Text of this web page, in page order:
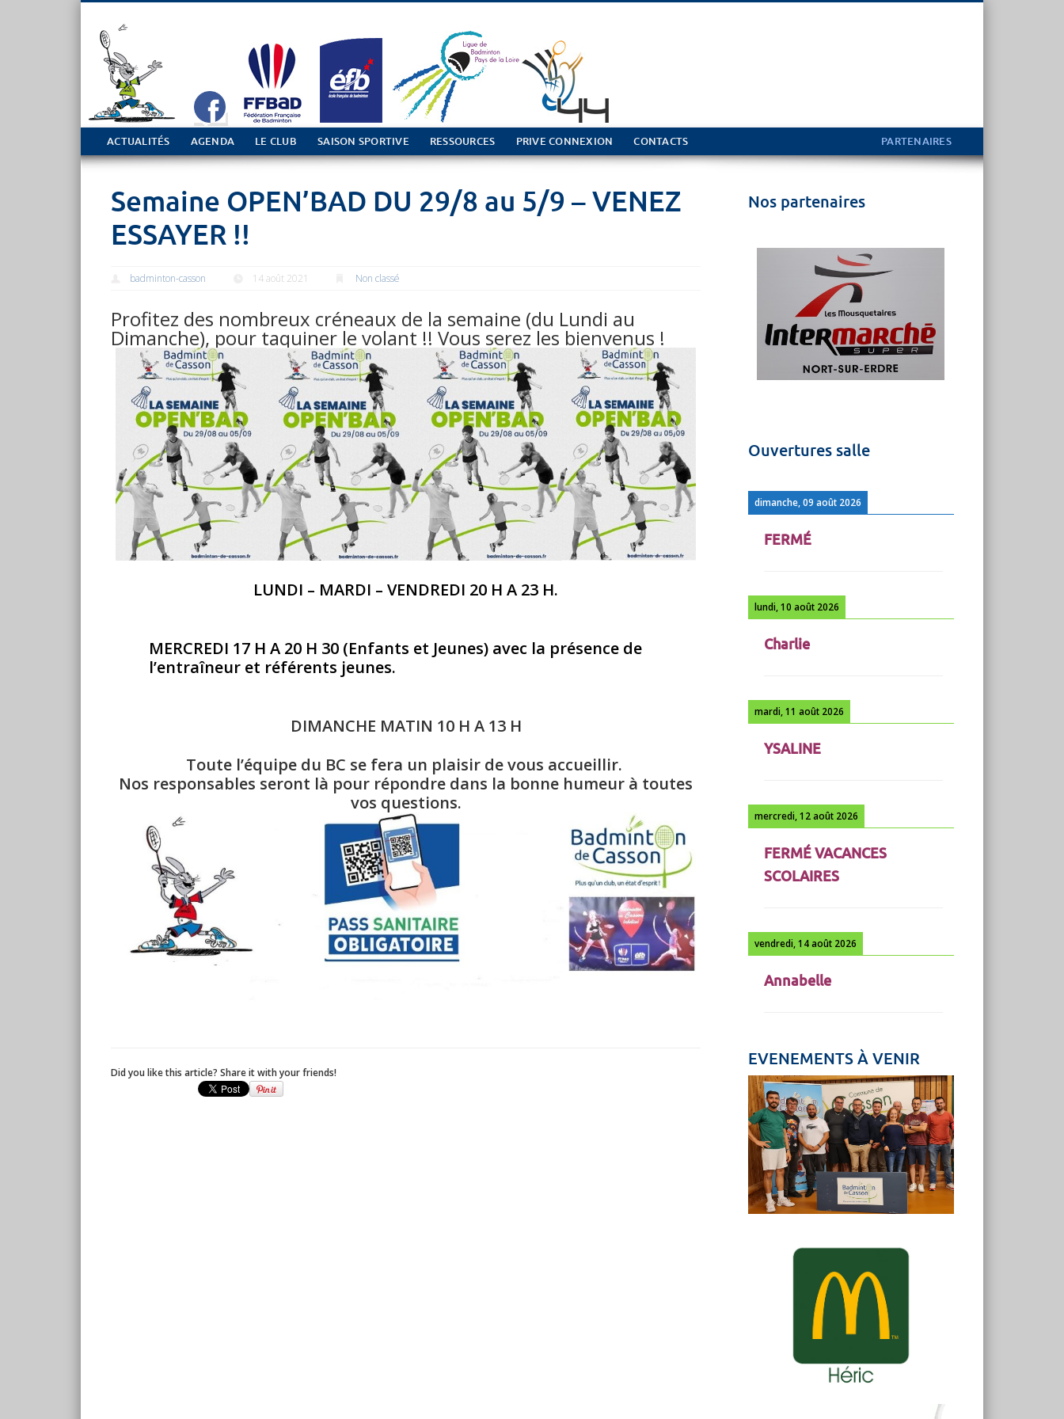
Tout sur le club de Badminton à Casson
ACTUALITÉS AGENDA LE CLUB SAISON SPORTIVE RESSOURCES PRIVE CONNEXION CONTACTS PARTENAIRES
Semaine OPEN’BAD DU 29/8 au 5/9 – VENEZ
ESSAYER !!
badminton-casson 14 août 2021 Non classé
Profitez des nombreux créneaux de la semaine (du Lundi au
Dimanche), pour taquiner le volant !! Vous serez les bienvenus !
LUNDI – MARDI – VENDREDI 20 H A 23 H.
MERCREDI 17 H A 20 H 30 (Enfants et Jeunes) avec la présence de
l’entraîneur et référents jeunes.
DIMANCHE MATIN 10 H A 13 H
Toute l’équipe du BC se fera un plaisir de vous accueillir.
Nos responsables seront là pour répondre dans la bonne humeur à toutes
vos questions.
Did you like this article? Share it with your friends!
Nos partenaires
Ouvertures salle
dimanche, 09 août 2026
FERMÉ
lundi, 10 août 2026
Charlie
mardi, 11 août 2026
YSALINE
mercredi, 12 août 2026
FERMÉ VACANCES
SCOLAIRES
vendredi, 14 août 2026
Annabelle
EVENEMENTS À VENIR